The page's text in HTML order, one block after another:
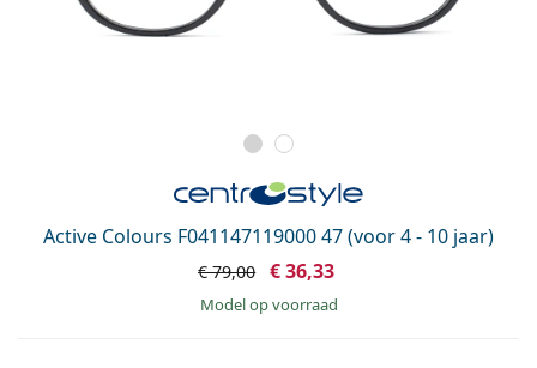
Active Colours F041147119000 47 (voor 4 - 10 jaar)
€ 79,00 € 36,33
model op voorraad